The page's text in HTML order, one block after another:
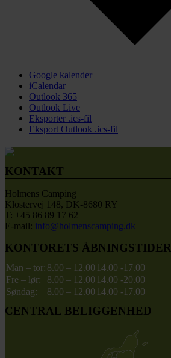
Google kalender
iCalendar
Outlook 365
Outlook Live
Eksporter .ics-fil
Eksport Outlook .ics-fil
KONTAKT
Holmens Camping
Klostervej 148, DK-8680 RY
T: +45 86 89 17 62
E-mail: info@holmenscamping.dk
KONTORETS ÅBNINGSTIDER
Man – tor: 8.00 – 12.00 14.00 -17.00
Fre – lør:
8.00 – 12.00 14.00 -20.00
Søndag:
8.00 – 12.00 14.00 -17.00
CENTRAL BELIGGENHED